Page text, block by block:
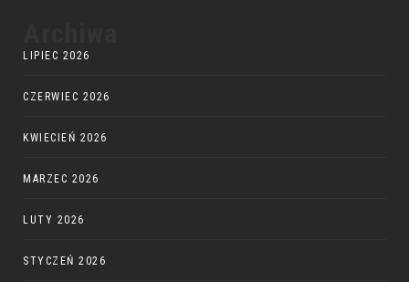
LIPIEC 2026
CZERWIEC 2026
KWIECIEŃ 2026
MARZEC 2026
LUTY 2026
STYCZEŃ 2026